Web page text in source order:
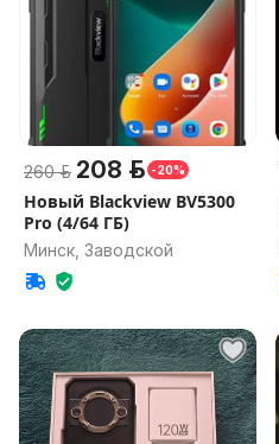
260 р. 208 р. -20%
Новый Blackview BV5300
Pro (4/64 ГБ)
Минск, Заводской